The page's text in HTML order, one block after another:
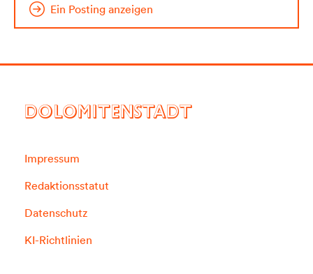
Ein Posting anzeigen
DOLOMITENSTADT
Impressum
Redaktionsstatut
Datenschutz
KI-Richtlinien